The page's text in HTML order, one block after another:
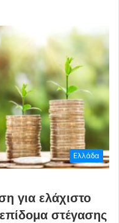
Ελλάδα
για ελάχιστο
στέγασης